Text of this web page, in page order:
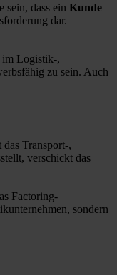
sein, dass ein Kunde
dar.
im Logistik-,
zu sein. Auch
Transport-,
verschickt das
Factoring-
sondern